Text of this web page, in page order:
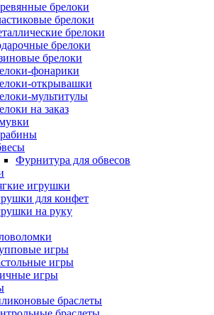
брелоки
брелоки
брелоки
брелоки
брелоки
фонарики
открывашки
мультитулы
на заказ
Фурнитура для обвесов
игрушки
для конфет
на руку
игры
игры
игры
браслеты